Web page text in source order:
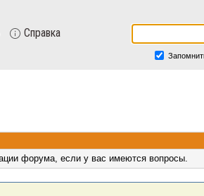
Справка
форума, если у вас имеются вопросы.